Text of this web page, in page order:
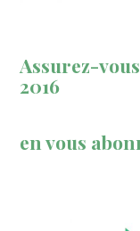
Assurez-
2016
en vous